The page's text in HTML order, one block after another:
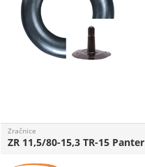
Zračnice
ZR 11,5/80-15,3 TR-15 Panter